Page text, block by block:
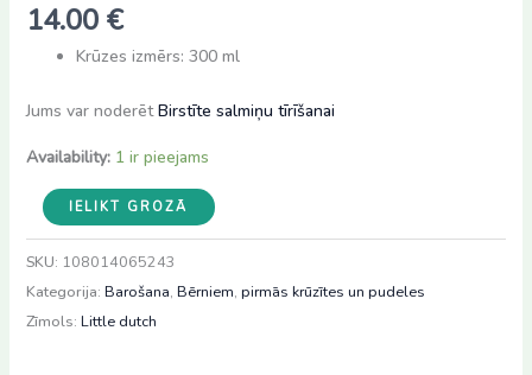
14.00 €
Krūzes izmērs: 300 ml
Jums var noderētBirstīte salmiņu tīrīšanai
Availability: 1 ir pieejams
Little
Dutch
krūzīte
ar
salmiņu
IELIKT GROZĀ
SKU: 108014065243
Kategorija: Barošana, Bērniem, pirmās krūzītes un pudeles
Zīmols: Little dutch